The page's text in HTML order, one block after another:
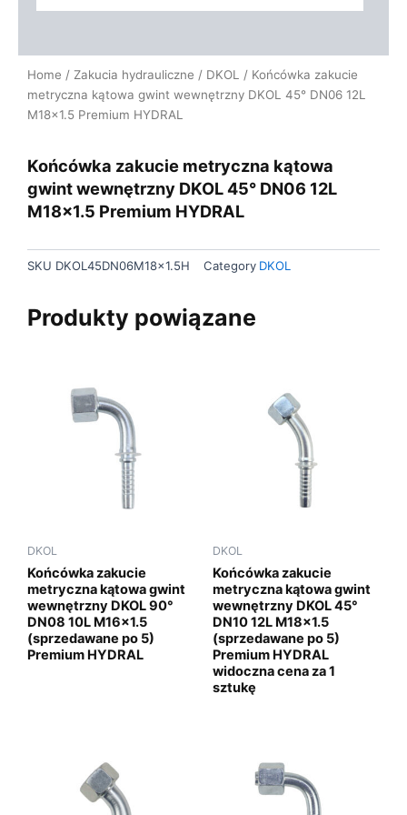
Home / Zakucia hydrauliczne / DKOL
/ Końcówka zakucie
metryczna kątowa gwint wewnętrzny DKOL 45° DN06 12L
M18x1.5 Premium HYDRAL
Końcówka zakucie metryczna kątowa
gwint wewnętrzny DKOL 45° DN06 12L
M18x1.5 Premium HYDRAL
SKU DKOL45DN06M18x1.5H Category DKOL
Produkty powiązane
DKOL
Końcówka zakucie
metryczna kątowa gwint
wewnętrzny DKOL 90°
DN08 10L M16x1.5
(sprzedawane po 5)
Premium HYDRAL
DKOL
Końcówka zakucie
metryczna kątowa gwint
wewnętrzny DKOL 45°
DN10 12L M18x1.5
(sprzedawane po 5)
Premium HYDRAL
widoczna cena za 1
sztukę